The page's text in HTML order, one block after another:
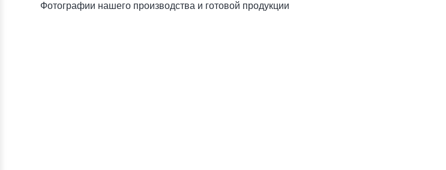
Фотографии нашего производства и готовой продукции